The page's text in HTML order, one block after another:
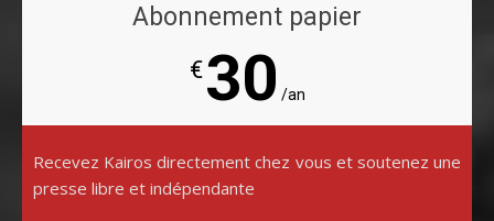
Abonnement papier
€30 /an
Recevez Kairos directement chez vous et soutenez une
presse libre et indépendante